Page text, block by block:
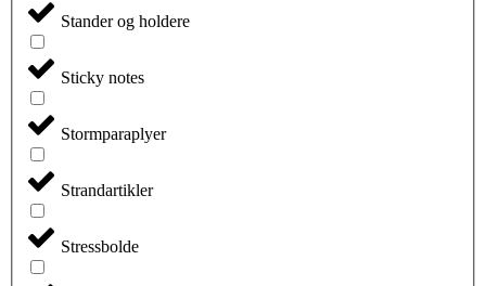
Stander og holdere
Sticky notes
Stormparaplyer
Strandartikler
Stressbolde